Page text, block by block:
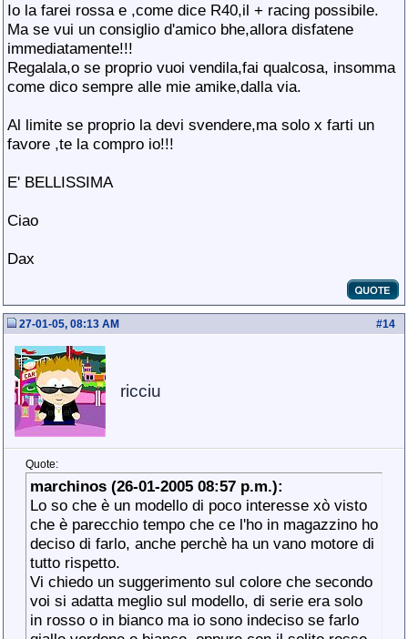
Io la farei rossa e ,come dice R40,il + racing possibile.
Ma se vui un consiglio d'amico bhe,allora disfatene
immediatamente!!!
Regalala,o se proprio vuoi vendila,fai qualcosa, insomma
come dico sempre alle mie amike,dalla via.
Al limite se proprio la devi svendere,ma solo x farti un
favore ,te la compro io!!!
E' BELLISSIMA
Ciao
Dax
#14
27-01-05, 08:13 AM
ricciu
Quote:
marchinos (26-01-2005 08:57 p.m.):
Lo so che è un modello di poco interesse xò visto
che è parecchio tempo che ce l'ho in magazzino ho
deciso di farlo, anche perchè ha un vano motore di
tutto rispetto.
Vi chiedo un suggerimento sul colore che secondo
voi si adatta meglio sul modello, di serie era solo
in rosso o in bianco ma io sono indeciso se farlo